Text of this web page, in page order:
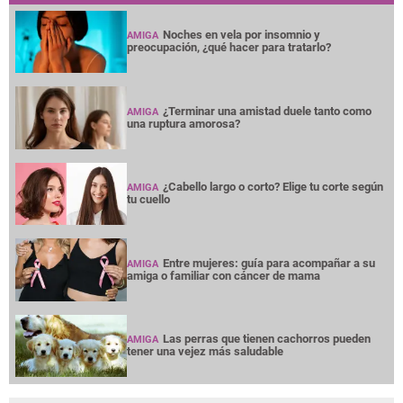
AMIGA Noches en vela por insomnio y
preocupación, ¿qué hacer para tratarlo?
AMIGA ¿Terminar una amistad duele tanto como
una ruptura amorosa?
AMIGA ¿Cabello largo o corto? Elige tu corte según
tu cuello
AMIGA Entre mujeres: guía para acompañar a su
amiga o familiar con cáncer de mama
AMIGA Las perras que tienen cachorros pueden
tener una vejez más saludable